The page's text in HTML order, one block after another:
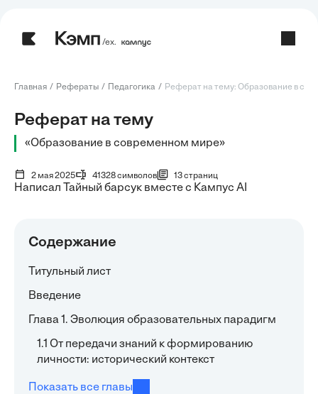
/ех.
Главная Рефераты Педагогика Реферат на тему: Образование в
Реферат на тему
«Образование в современном мире»
2 мая 2025 41328 символов 13 страниц
Написал Тайный барсук вместе с Кампус AI
Содержание
Титульный лист
Введение
Глава 1. Эволюция образовательных парадигм
1.1 От передачи знаний к формированию
личности: исторический контекст
Показать все главы